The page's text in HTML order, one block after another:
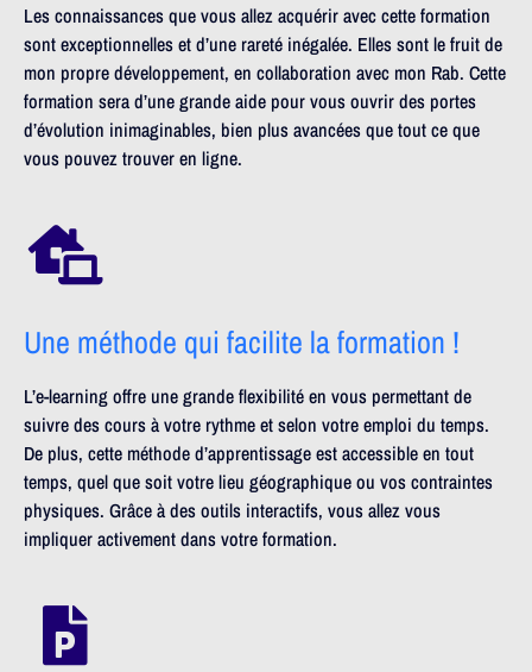
Les connaissances que vous allez acquérir avec cette formation
sont exceptionnelles et d’une rareté inégalée. Elles sont le fruit de
mon propre développement, en collaboration avec mon Rab. Cette
formation sera d’une grande aide pour vous ouvrir des portes
d’évolution inimaginables, bien plus avancées que tout ce que
vous pouvez trouver en ligne.
Une méthode qui facilite la formation !
L’e-learning offre une grande flexibilité en vous permettant de
suivre des cours à votre rythme et selon votre emploi du temps.
De plus, cette méthode d’apprentissage est accessible en tout
temps, quel que soit votre lieu géographique ou vos contraintes
physiques. Grâce à des outils interactifs, vous allez vous
impliquer activement dans votre formation.